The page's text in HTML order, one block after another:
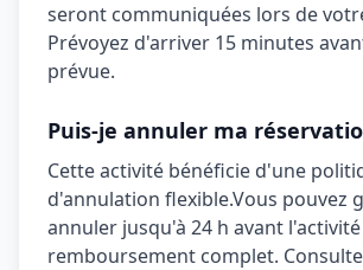
seront communiquées lors de
Prévoyez d'arriver 15 minutes
prévue.
Puis-je annuler ma
Cette activité bénéficie d'une
d'annulation flexible.Vous pouvez
annuler jusqu'à 24 h avant
remboursement complet.